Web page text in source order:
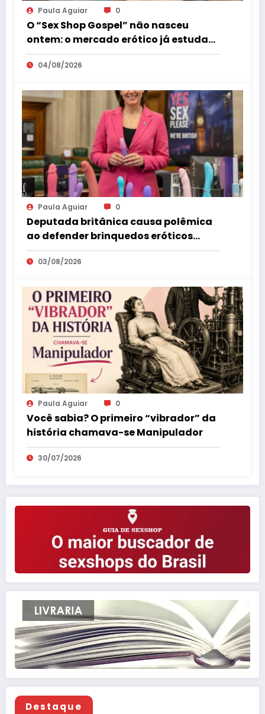
Paula Aguiar 0
O “Sex Shop Gospel” não nasceu
ontem: o mercado erótico já estuda
esse consumidor há mais de uma
década
04/08/2026
Paula Aguiar 0
Deputada britânica causa polêmica
ao defender brinquedos eróticos
como parte da educação sexual
03/08/2026
Paula Aguiar 0
Você sabia? O primeiro “vibrador” da
história chamava-se Manipulador
30/07/2026
Destaque